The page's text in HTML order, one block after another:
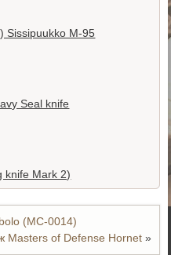
Sissipuukko М-95
Seal knife
knife Mark 2)
(MC-0014)
Masters of Defense Hornet»